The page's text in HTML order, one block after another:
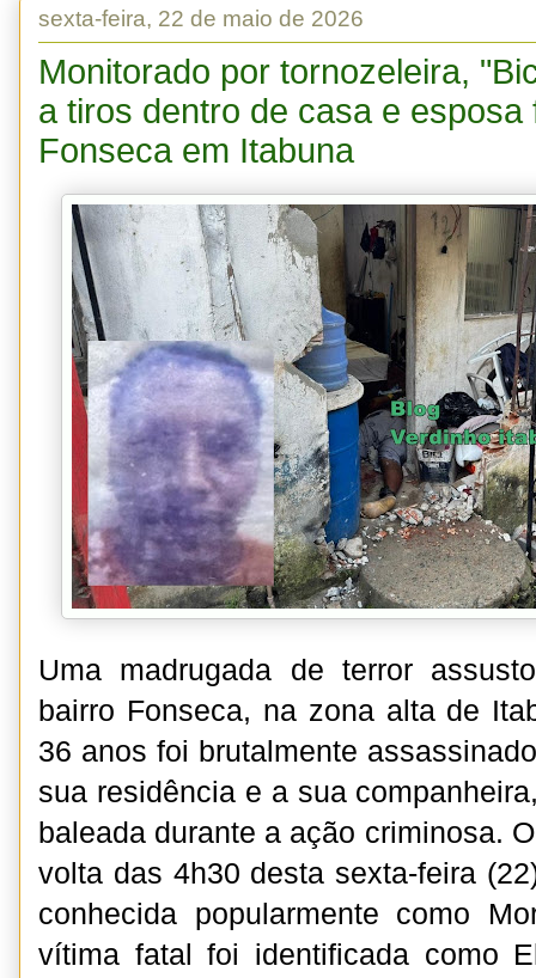
sexta-feira, 22 de maio de 2026
Monitorado por tornozeleira,
a tiros dentro de casa e esposa
Fonseca em Itabuna
Uma madrugada de terror
bairro Fonseca, na zona alta de
36 anos foi brutalmente
sua residência e a sua
baleada durante a ação criminosa.
volta das 4h30 desta sexta-feira
conhecida popularmente como
vítima fatal foi identificada como